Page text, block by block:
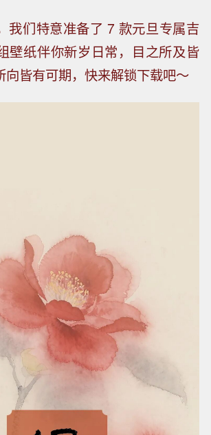
我们特意准备了 7 款元旦专属吉
壁纸伴你新岁日常，目之所及皆
向皆有可期，快来解锁下载吧～